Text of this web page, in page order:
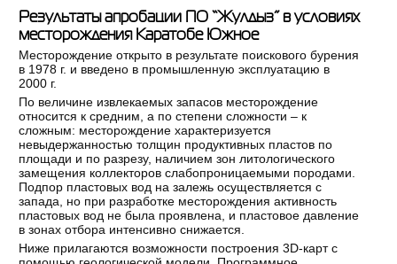
Результаты апробации ПО “Жулдыз” в условиях
месторождения Каратобе Южное
Месторождение открыто в результате поискового бурения
в 1978 г. и введено в промышленную эксплуатацию в
2000 г.
По величине извлекаемых запасов месторождение
относится к средним, а по степени сложности – к
сложным: месторождение характеризуется
невыдержанностью толщин продуктивных пластов по
площади и по разрезу, наличием зон литологического
замещения коллекторов слабопроницаемыми породами.
Подпор пластовых вод на залежь осуществляется с
запада, но при разработке месторождения активность
пластовых вод не была проявлена, и пластовое давление
в зонах отбора интенсивно снижается.
Ниже прилагаются возможности построения 3D-карт с